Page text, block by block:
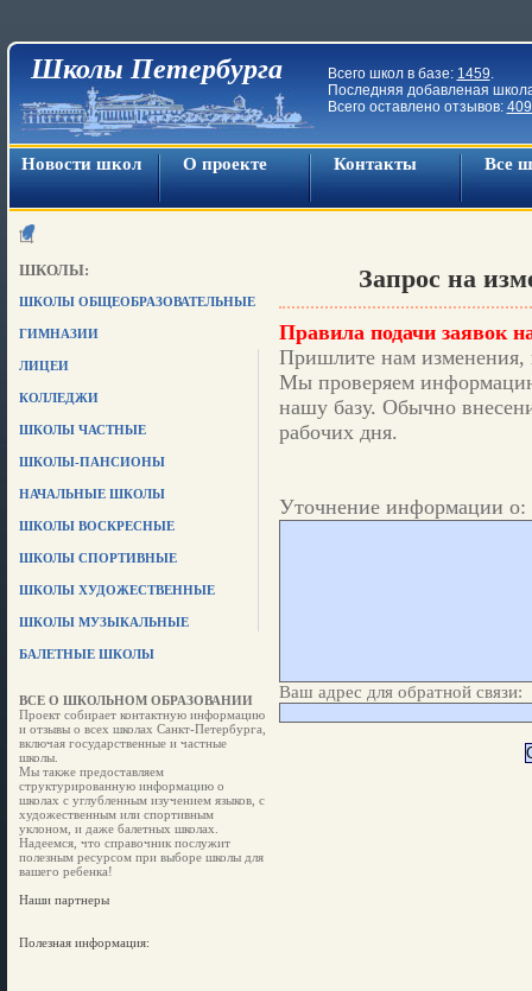
Школы Петербурга Всего школ в базе: 1459.
Последняя добавленая
Всего оставлено отзывов:
Новости школ О проекте Контакты Все
ШКОЛЫ:
ШКОЛЫ ОБЩЕОБРАЗОВАТЕЛЬНЫЕ
ГИМНАЗИИ
ЛИЦЕИ
КОЛЛЕДЖИ
ШКОЛЫ ЧАСТНЫЕ
ШКОЛЫ-ПАНСИОНЫ
НАЧАЛЬНЫЕ ШКОЛЫ
ШКОЛЫ ВОСКРЕСНЫЕ
ШКОЛЫ СПОРТИВНЫЕ
ШКОЛЫ ХУДОЖЕСТВЕННЫЕ
ШКОЛЫ МУЗЫКАЛЬНЫЕ
БАЛЕТНЫЕ ШКОЛЫ
ВСЕ О ШКОЛЬНОМ ОБРАЗОВАНИИ
Проект собирает контактную информацию
и отзывы о всех школах Санкт-Петербурга,
включая государственные и частные
школы.
Мы также предоставляем
структурированную информацию о
школах с углубленным изучением языков, с
художественным или спортивным
уклоном, и даже балетных школах.
Надеемся, что справочник послужит
полезным ресурсом при выборе школы для
вашего ребенка!
Наши партнеры
Полезная информация:
Запрос на
Правила подачи заявок
Пришлите нам изменения,
Мы проверяем
нашу базу. Обычно
рабочих дня.
Уточнение информации о:
Ваш адрес для обратной связи: